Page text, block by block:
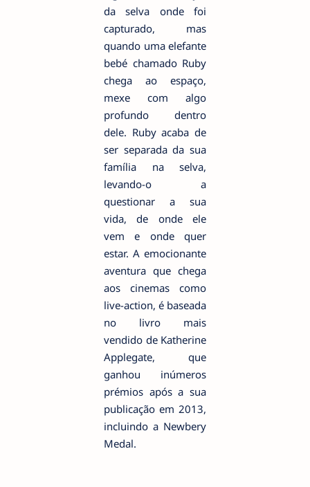
da selva onde foi
capturado, mas
quando uma elefante
bebé chamado Ruby
chega ao espaço,
mexe com algo
profundo dentro
dele. Ruby acaba de
ser separada da sua
família na selva,
levando-o a
questionar a sua
vida, de onde ele
vem e onde quer
estar. A emocionante
aventura que chega
aos cinemas como
live-action, é baseada
no livro mais
vendido de Katherine
Applegate, que
ganhou inúmeros
prémios após a sua
publicação em 2013,
incluindo a Newbery
Medal.